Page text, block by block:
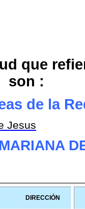
que
son :
de la
Jesus
DIRECCIÓN